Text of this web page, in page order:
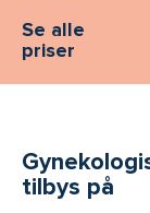
Se alle
priser
tilbys på